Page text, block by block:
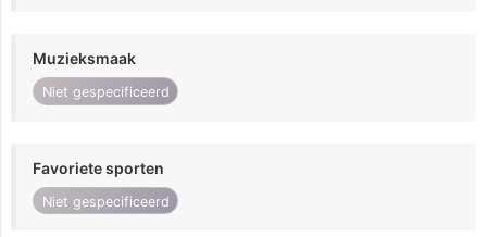
Muzieksmaak
Niet gespecificeerd
Favoriete sporten
Niet gespecificeerd